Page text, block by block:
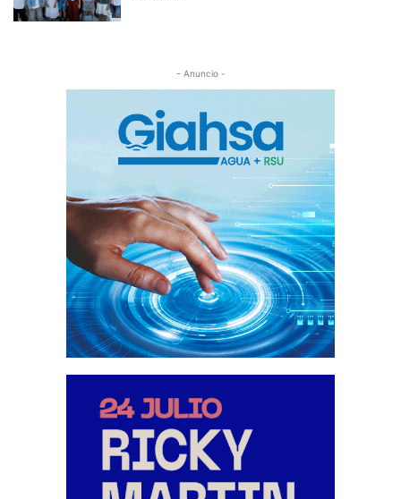
- Anuncio -